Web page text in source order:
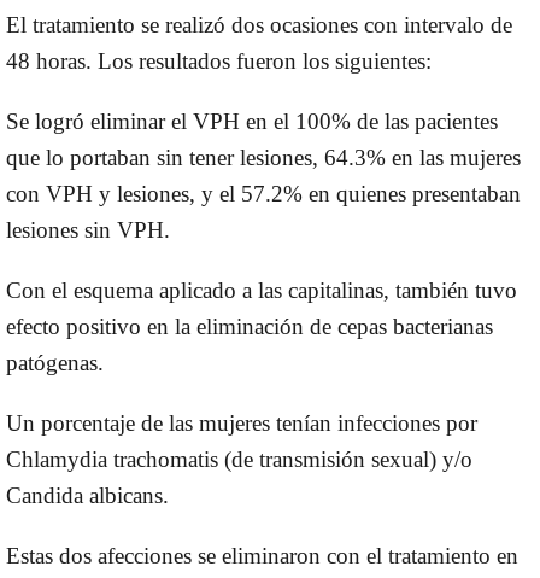
El tratamiento se realizó dos ocasiones con intervalo de
48 horas. Los resultados fueron los siguientes:
Se logró eliminar el VPH en el 100% de las pacientes
que lo portaban sin tener lesiones, 64.3% en las mujeres
con VPH y lesiones, y el 57.2% en quienes presentaban
lesiones sin VPH.
Con el esquema aplicado a las capitalinas, también tuvo
efecto positivo en la eliminación de cepas bacterianas
patógenas.
Un porcentaje de las mujeres tenían infecciones por
Chlamydia trachomatis (de transmisión sexual) y/o
Candida albicans.
Estas dos afecciones se eliminaron con el tratamiento en